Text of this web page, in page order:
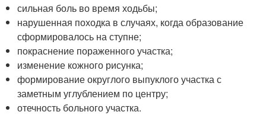
сильная боль во время ходьбы;
нарушенная походка в случаях, когда образование
сформировалось на ступне;
покраснение пораженного участка;
изменение кожного рисунка;
формирование округлого выпуклого участка с
заметным углублением по центру;
отечность больного участка.